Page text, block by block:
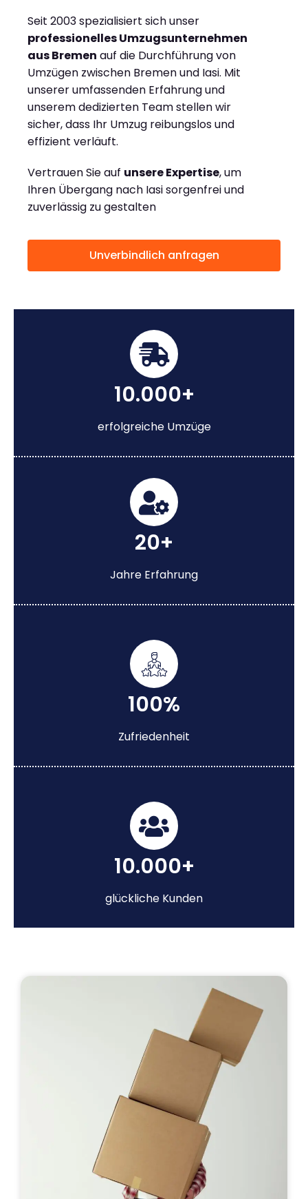
Seit 2003 spezialisiert sich unser
professionelles Umzugsunternehmen
aus Bremen auf die Durchführung von
Umzügen zwischen Bremen und Iasi. Mit
unserer umfassenden Erfahrung und
unserem dedizierten Team stellen wir
sicher, dass Ihr Umzug reibungslos und
effizient verläuft.
Vertrauen Sie auf unsere Expertise, um
Ihren Übergang nach Iasi sorgenfrei und
zuverlässig zu gestalten
Unverbindlich anfragen
10.000+
erfolgreiche Umzüge
20+
Jahre Erfahrung
100%
Zufriedenheit
10.000+
glückliche Kunden